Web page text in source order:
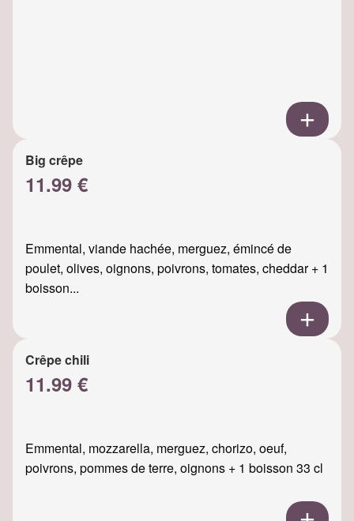
Big crêpe
11.99 €
Emmental, viande hachée, merguez, émincé de
poulet, olives, oignons, poivrons, tomates, cheddar + 1
boisson...
Crêpe chili
11.99 €
Emmental, mozzarella, merguez, chorizo, oeuf,
poivrons, pommes de terre, oignons + 1 boisson 33 cl